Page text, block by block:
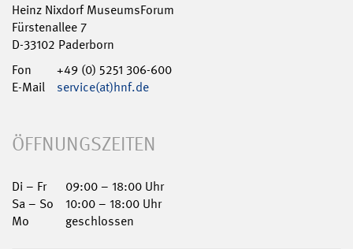
Heinz Nixdorf MuseumsForum
Fürstenallee 7
D-33102 Paderborn
Fon
+49 (0) 5251 306-600
E-Mail
service(at)hnf.de
ÖFFNUNGSZEITEN
Di – Fr
09:00 – 18:00 Uhr
Sa – So
10:00 – 18:00 Uhr
Mo
geschlossen